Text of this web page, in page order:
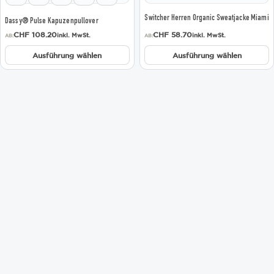
Dassy® Pulse Kapuzenpullover
AB:CHF 108.20inkl. MwSt.
Ausführung wählen
gewählt
werden
Switcher Herren Organic Sweatjacke Miami
AB:CHF 58.70inkl. MwSt.
Ausführung wählen
Produktseite
gewählt
werden